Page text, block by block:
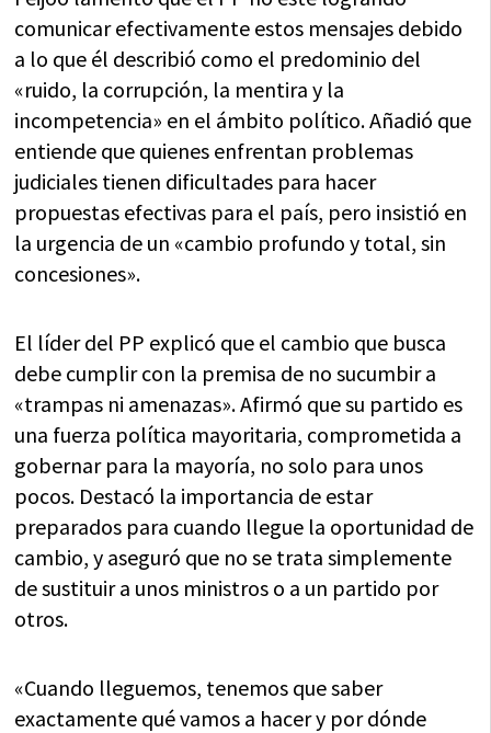
comunicar efectivamente estos mensajes debido
a lo que él describió como el predominio del
«ruido, la corrupción, la mentira y la
incompetencia» en el ámbito político. Añadió que
entiende que quienes enfrentan problemas
judiciales tienen dificultades para hacer
propuestas efectivas para el país, pero insistió en
la urgencia de un «cambio profundo y total, sin
concesiones».
El líder del PP explicó que el cambio que busca
debe cumplir con la premisa de no sucumbir a
«trampas ni amenazas». Afirmó que su partido es
una fuerza política mayoritaria, comprometida a
gobernar para la mayoría, no solo para unos
pocos. Destacó la importancia de estar
preparados para cuando llegue la oportunidad de
cambio, y aseguró que no se trata simplemente
de sustituir a unos ministros o a un partido por
otros.
«Cuando lleguemos, tenemos que saber
exactamente qué vamos a hacer y por dónde